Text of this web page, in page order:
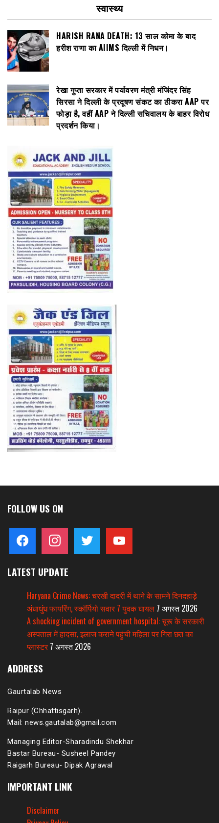
स्वास्थ्य
HARISH RANA DEATH: 13 साल कोमा के बाद
हरीश राणा का AIIMS दिल्ली में निधन।
रेखा गुप्ता सरकार में पर्यावरण मंत्री मंजिंदर सिंह
सिरसा ने दिल्ली के प्रदूषण संकट का ठीकरा AAP पर
फोड़ा है, वहीं AAP ने दिल्ली सचिवालय के बाहर विरोध
प्रदर्शन किया।
FOLLOW US ON
facebook instagram twitter
LATEST UPDATE
Haryana Crime News: चरखी दादरी में थाने के सामने दिनदहाड़े
अंधाधुंध फायरिंग, स्कॉर्पियो सवार 7 युवक घायल 7 अगस्त 2026
A shocking incident of government hospital: चूरू के सरकारी
अस्पताल में हादसा, इलाज कराने पहुंची महिला पर गिरा छत का
प्लास्टर 7 अगस्त 2026
ADDRESS
Gaurtalab News
Raipur (Chhattisgarh).
Mail: news.gautalab@gmail.com
Managing Editor-Sharadindu Shekhar
Bastar Bureau- Susheel Pandey
Raigarh Bureau- Dipak Agrawal
IMPORTANT LINK
Disclaimer